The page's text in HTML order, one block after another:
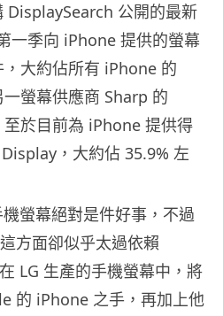
DisplaySearch 公開的最新
一季向 iPhone 提供的螢幕
大約佔所有 iPhone 的
螢幕供應商 Sharp 的
於目前為 iPhone 提供得
，大約佔 35.9% 左
螢幕絕對是件好事，不過
方面卻似乎太過依賴
LG 生產的手機螢幕中，將
的 iPhone 之手，再加上他